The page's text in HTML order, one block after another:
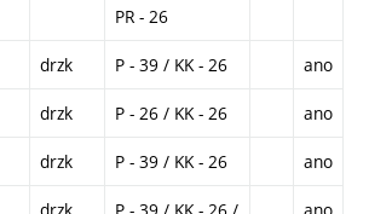
PR - 26
drzk P - 39 / KK - 26 ano
drzk P - 26 / KK - 26 ano
drzk P - 39 / KK - 26 ano